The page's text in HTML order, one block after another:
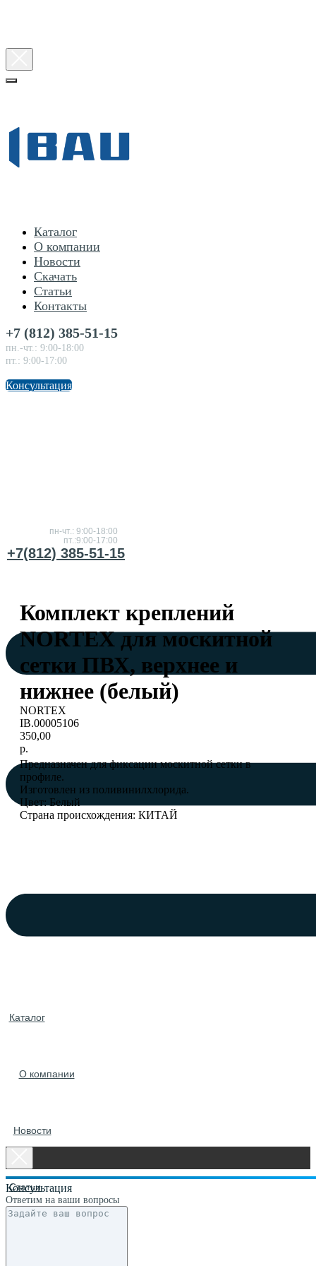
пн-чт.: 9:00-18:00
пт.:9:00-17:00
+7(812) 385-51-15
Каталог
О компании
Новости
Статьи
Каталог
О компании
Новости
Скачать
Статьи
Контакты
+7 (812) 385-51-15
пн.-чт.: 9:00-18:00
пт.: 9:00-17:00
Консультация
Комплект креплений
NORTEX для москитной
сетки ПВХ, верхнее и
нижнее (белый)
NORTEX
IB.00005106
350,00
р.
Предназначен для фиксации москитной сетки в
профиле.
Изготовлен из поливинилхлорида.
Цвет: Белый
Страна происхождения: КИТАЙ
Консультация
Ответим на ваши вопросы